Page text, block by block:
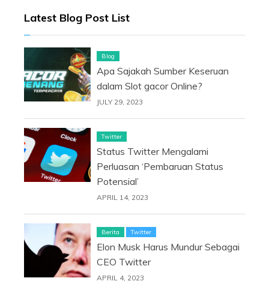
Latest Blog Post List
Blog
Apa Sajakah Sumber Keseruan
dalam Slot gacor Online?
JULY 29, 2023
Twitter
Status Twitter Mengalami
Perluasan ‘Pembaruan Status
Potensial’
APRIL 14, 2023
Berita Twitter
Elon Musk Harus Mundur Sebagai
CEO Twitter
APRIL 4, 2023